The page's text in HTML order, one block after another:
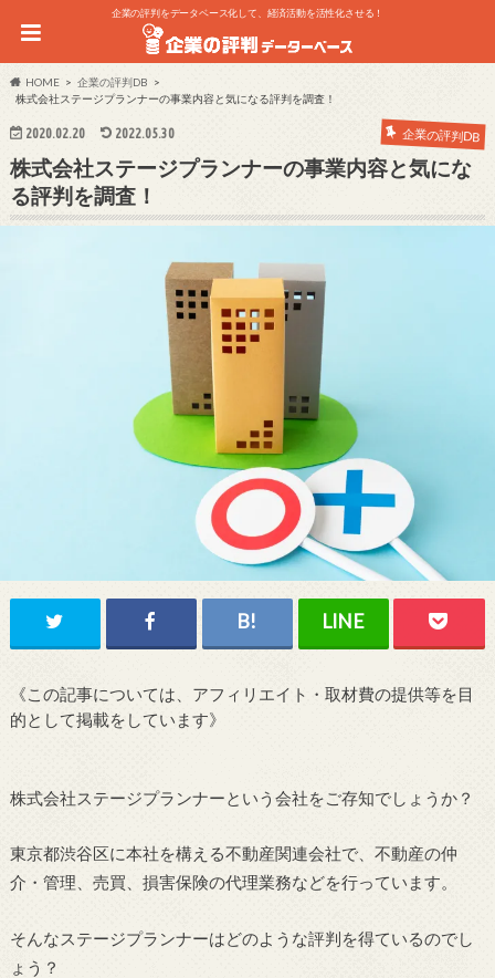
企業の評判をデータベース化して、経済活動を活性化させる！
HOME
企業の評判DB
株式会社ステージプランナーの事業内容と気になる評判を調査！
2020.02.20 2022.05.30 企業の評判DB
株式会社ステージプランナーの事業内容と気にな
る評判を調査！
《この記事については、アフィリエイト・取材費の提供等を目
的として掲載をしています》
株式会社ステージプランナーという会社をご存知でしょうか？
東京都渋谷区に本社を構える不動産関連会社で、不動産の仲
介・管理、売買、損害保険の代理業務などを行っています。
そんなステージプランナーはどのような評判を得ているのでし
ょう？